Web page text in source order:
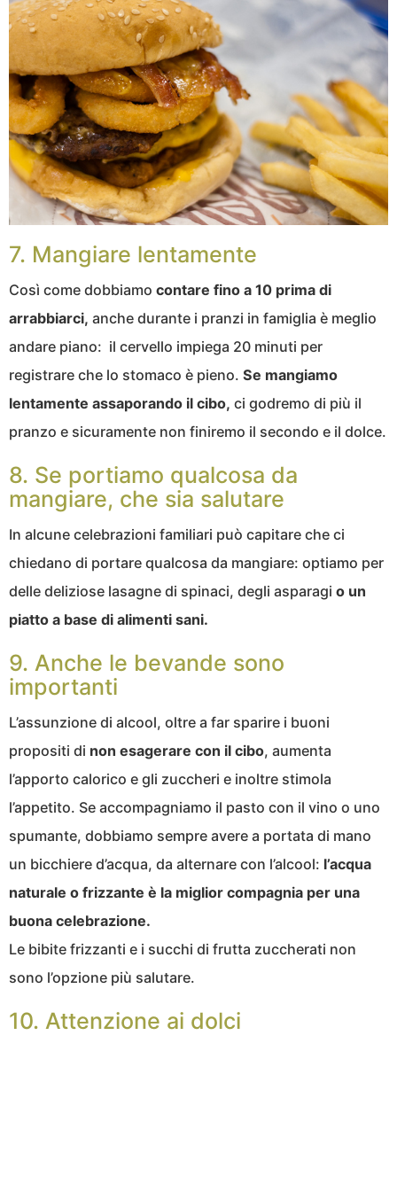
7. Mangiare lentamente
Così come dobbiamo contare fino a 10 prima di
arrabbiarci, anche durante i pranzi in famiglia è meglio
andare piano: il cervello impiega 20 minuti per
registrare che lo stomaco è pieno. Se mangiamo
lentamente assaporando il cibo, ci godremo di più il
pranzo e sicuramente non finiremo il secondo e il dolce.
8. Se portiamo qualcosa da
mangiare, che sia salutare
In alcune celebrazioni familiari può capitare che ci
chiedano di portare qualcosa da mangiare: optiamo per
delle deliziose lasagne di spinaci, degli asparagi o un
piatto a base di alimenti sani.
9. Anche le bevande sono
importanti
L’assunzione di alcool, oltre a far sparire i buoni
propositi di non esagerare con il cibo, aumenta
l’apporto calorico e gli zuccheri e inoltre stimola
l’appetito. Se accompagniamo il pasto con il vino o uno
spumante, dobbiamo sempre avere a portata di mano
un bicchiere d’acqua, da alternare con l’alcool: l’acqua
naturale o frizzante è la miglior compagnia per una
buona celebrazione.
Le bibite frizzanti e i succhi di frutta zuccherati non
sono l’opzione più salutare.
10. Attenzione ai dolci